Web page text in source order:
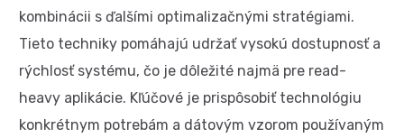
kombinácii s ďalšími optimalizačnými stratégiami.
Tieto techniky pomáhajú udržať vysokú dostupnosť a
rýchlosť systému, čo je dôležité najmä pre read-
heavy aplikácie. Kľúčové je prispôsobiť technológiu
konkrétnym potrebám a dátovým vzorom používaným